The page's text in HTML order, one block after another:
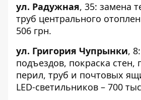
ул. Радужная, 35: замена
труб центрального
506 грн.
ул. Григория Чупрынки, 8
подъездов, покраска стен,
перил, труб и почтовых
LED-светильников – 700